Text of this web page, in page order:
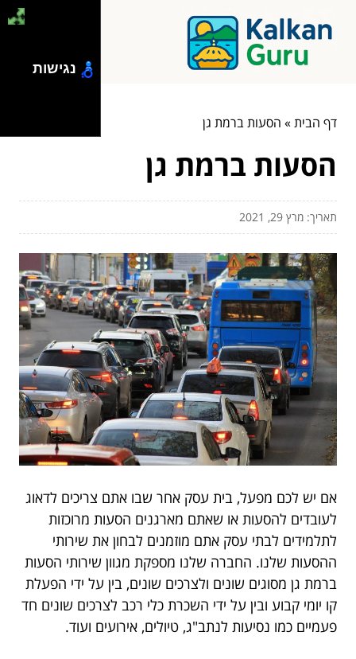
דף הבית» הסעות ברמת גן
הסעות ברמת גן
תאריך: מרץ 29, 2021
אם יש לכם מפעל, בית עסק אחר שבו אתם צריכים לדאוג
לעובדים להסעות או שאתם מארגנים הסעות מרוכזות
לתלמידים לבתי עסק אתם מוזמנים לבחון את שירותי
ההסעות שלנו. החברה שלנו מספקת מגוון שירותי הסעות
ברמת גן מסוגים שונים ולצרכים שונים, בין על ידי הפעלת
קו יומי קבוע ובין על ידי השכרת כלי רכב לצרכים שונים חד
פעמיים כמו נסיעות לנתב"ג, טיולים, אירועים ועוד.
נגישות